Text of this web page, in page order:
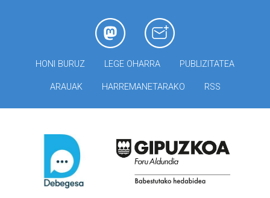
HONI BURUZ LEGE OHARRA PUBLIZITATEA
ARAUAK HARREMANETARAKO RSS